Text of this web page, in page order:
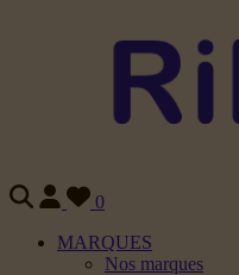
0
MARQUES
Nos marques